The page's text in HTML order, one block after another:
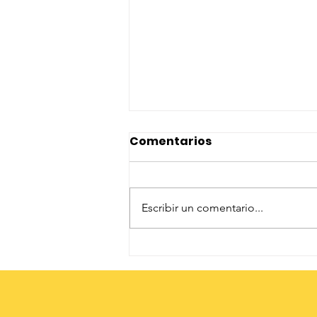
Transformando
Comentarios
Escribir un comentario...